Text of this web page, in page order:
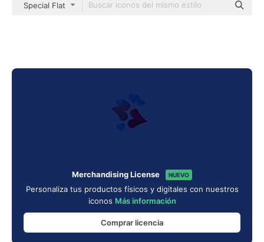
Special Flat
Merchandising License NUEVO
Personaliza tus productos físicos y digitales con nuestros
iconos Más información
Comprar licencia